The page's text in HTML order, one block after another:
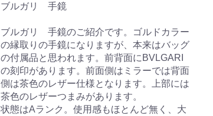
ブルガリ 手鏡
ブルガリ 手鏡のご紹介です。ゴルドカラー
の縁取りの手鏡になりますが、本来はバッグ
の付属品と思われます。前背面にBVLGARI
の刻印があります。前面側はミラーでは背面
側は茶色のレザー仕様となります。上部には
茶色のレザーつまみがあります。
状態はAランク。使用感もほとんど無く、大